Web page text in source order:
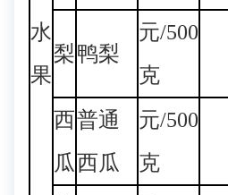
水
果
梨鸭梨
元/500
克
西
瓜
普通
西瓜
元/500
克